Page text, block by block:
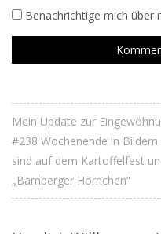
Benachrichtige mich über
Mein Update zur
#238 Wochenende in
sind auf dem Kartoffelfest
„Bamberger Hörnchen“